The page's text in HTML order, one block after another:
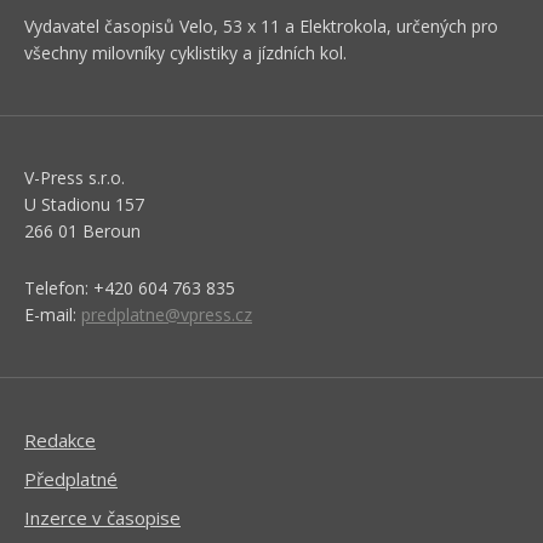
Vydavatel časopisů Velo, 53 x 11 a Elektrokola, určených pro
všechny milovníky cyklistiky a jízdních kol.
V-Press s.r.o.
U Stadionu 157
266 01 Beroun
Telefon: +420 604 763 835
E-mail: predplatne@vpress.cz
Redakce
Předplatné
Inzerce v časopise